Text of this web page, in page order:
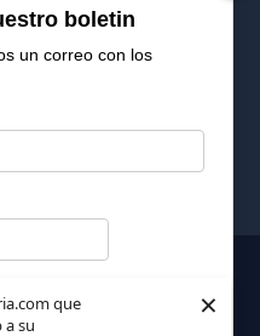
que
su
×
boletin
un correo con los
Pablo Duarte, Santo
8294446365